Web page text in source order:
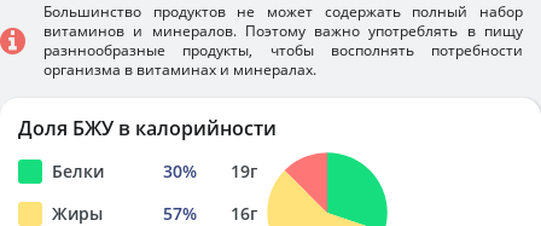
Большинство продуктов не может содержать полный набор
витаминов и минералов. Поэтому важно употреблять в пищу
разннообразные продукты, чтобы восполнять потребности
организма в витаминах и минералах.
Доля БЖУ в калорийности
Белки 30% 19г
Жиры
57% 16г